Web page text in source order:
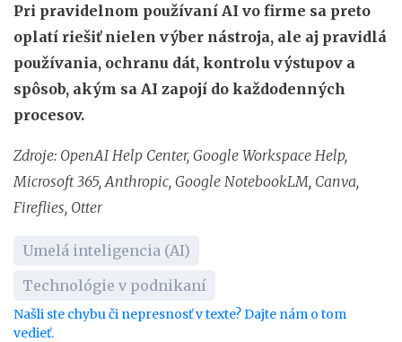
Pri pravidelnom používaní AI vo firme sa preto
oplatí riešiť nielen výber nástroja, ale aj pravidlá
používania, ochranu dát, kontrolu výstupov a
spôsob, akým sa AI zapojí do každodenných
procesov.
Zdroje: OpenAI Help Center, Google Workspace Help,
Microsoft 365, Anthropic, Google NotebookLM, Canva,
Fireflies, Otter
Umelá inteligencia (AI)
Technológie v podnikaní
Našli ste chybu či nepresnosť v texte? Dajte nám o tom
vedieť.